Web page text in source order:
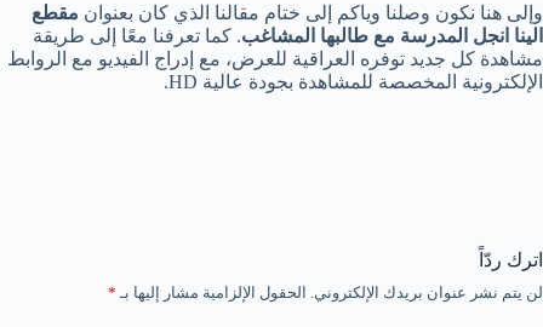
وإلى هنا نكون وصلنا وياكم إلى ختام مقالنا الذي كان بعنوان مقطع
الينا انجل المدرسة مع طالبها المشاغب. كما تعرفنا معًا إلى طريقة
مشاهدة كل جديد توفره العراقية للعرض، مع إدراج الفيديو مع الروابط
الإلكترونية المخصصة للمشاهدة بجودة عالية HD.
اترك ردّاً
لن يتم نشر عنوان بريدك الإلكتروني. الحقول الإلزامية مشار إليها بـ *